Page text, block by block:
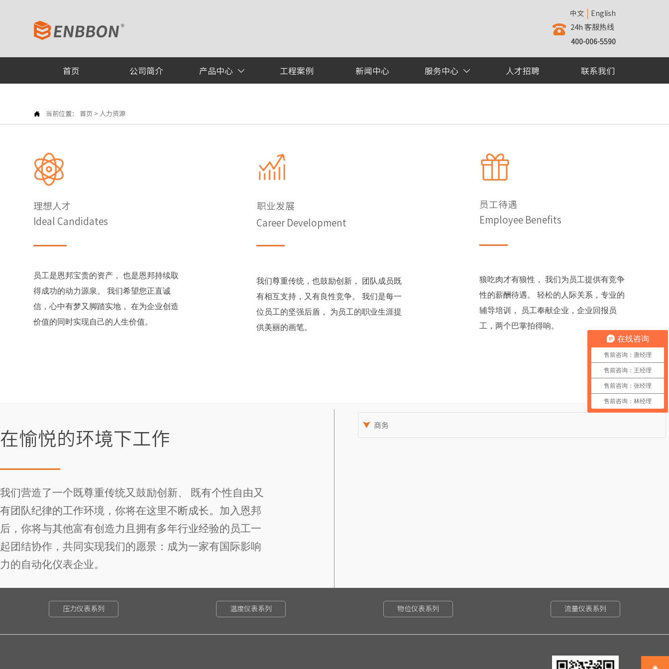
中文 English
 24h 客服热线
400-006-5590
首页 公司简介 产品中心  工程案例 新闻中心 服务中心  人才招聘 联系我们
 当前位置： 首页 > 人力资源
理想人才
Ideal Candidates
员工是恩邦宝贵的资产， 也是恩邦持续取
得成功的动力源泉。 我们希望您正直诚
信，心中有梦又脚踏实地， 在为企业创造
价值的同时实现自己的人生价值。
职业发展
Career Development
我们尊重传统，也鼓励创新， 团队成员既
有相互支持，又有良性竞争。 我们是每一
位员工的坚强后盾， 为员工的职业生涯提
供美丽的画笔。
员工待遇
Employee Benefits
狼吃肉才有狼性， 我们为员工提供有竞争
性的薪酬待遇。 轻松的人际关系，专业的
辅导培训， 员工奉献企业，企业回报员
工，两个巴掌拍得响。
在愉悦的环境下工作
我们营造了一个既尊重传统又鼓励创新、 既有个性自由又
有团队纪律的工作环境，你将在这里不断成长。加入恩邦
后，你将与其他富有创造力且拥有多年行业经验的员工一
起团结协作，共同实现我们的愿景：成为一家有国际影响
力的自动化仪表企业。
 商务
2、负责合同的管理以及合同执行监督
4、 与生产助理及时进行沟通做好业务衔接，对销售动态进行及时汇报
压力仪表系列 温度仪表系列 物位仪表系列 流量仪表系列
在线咨询
售前咨询：唐经理
售前咨询：王经理
售前咨询：张经理
售前咨询：林经理